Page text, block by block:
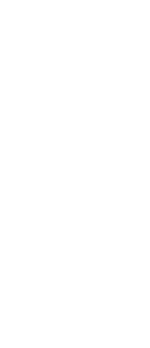
Tỉnh Lâm Đồng